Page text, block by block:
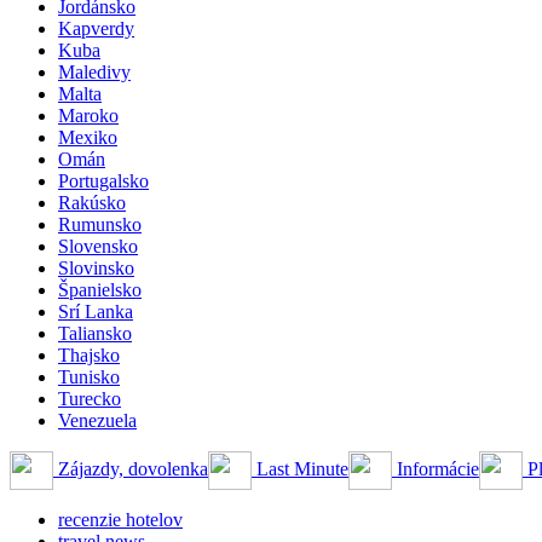
Jordánsko
Kapverdy
Kuba
Maledivy
Malta
Maroko
Mexiko
Omán
Portugalsko
Rakúsko
Rumunsko
Slovensko
Slovinsko
Španielsko
Srí Lanka
Taliansko
Thajsko
Tunisko
Turecko
Venezuela
Zájazdy, dovolenka Last Minute Informácie
recenzie hotelov